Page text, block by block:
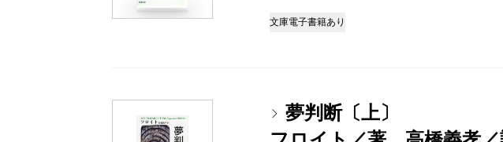
文庫電子書籍あり
夢判断〔上〕